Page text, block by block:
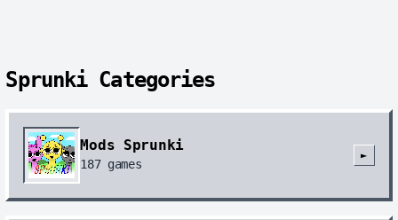
Sprunki Categories
Mods Sprunki
187games
►